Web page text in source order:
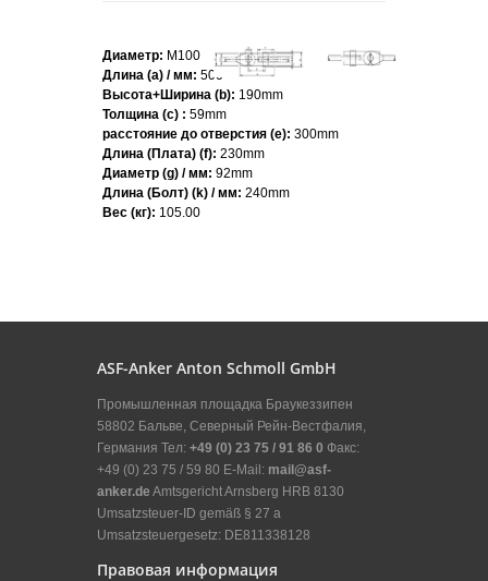
Диаметр: M100
Длина (a) / мм: 500
Высота+Ширина (b): 190mm
Толщина (с) : 59mm
расстояние до отверстия (e): 300mm
Длина (Плата) (f): 230mm
Диаметр (g) / мм: 92mm
Длина (Болт) (k) / мм: 240mm
Вес (кг): 105.00
ASF-Anker Anton Schmoll GmbH
Промышленная площадка Браукеззипен
58802 Бальве, Северный Рейн-Вестфалия,
Германия Тел: +49 (0) 23 75 / 91 86 0 Факс:
+49 (0) 23 75 / 59 80 E-Mail: mail@asf-
anker.de Amtsgericht Arnsberg HRB 8130
Umsatzsteuer-ID gemäß § 27 a
Umsatzsteuergesetz: DE811338128
Правовая информация